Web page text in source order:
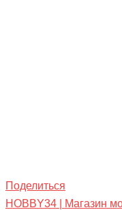
Поделиться
HOBBY34 | Магазин